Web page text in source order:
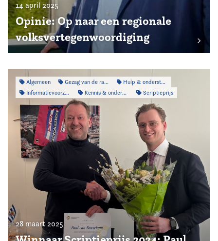
14 april 2025
Opinie: Op naar een regionale
volksvertegenwoordiging
Algemeen Gezag van de raad
Hulp & ondersteuning
Informatievoorziening
Kennis & onderzoek Scriptieprijs
28 maart 2025